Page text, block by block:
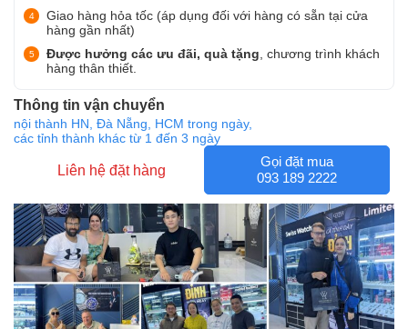
Giao hàng hỏa tốc (áp dụng đối với hàng có sẵn tại cửa
hàng gần nhất)
Được hưởng các ưu đãi, quà tặng , chương trình khách
hàng thân thiết.
Thông tin vận chuyển
nội thành HN, Đà Nẵng, HCM trong ngày,
các tỉnh thành khác từ 1 đến 3 ngày
Liên hệ đặt hàng
Gọi đặt mua
093 189 2222